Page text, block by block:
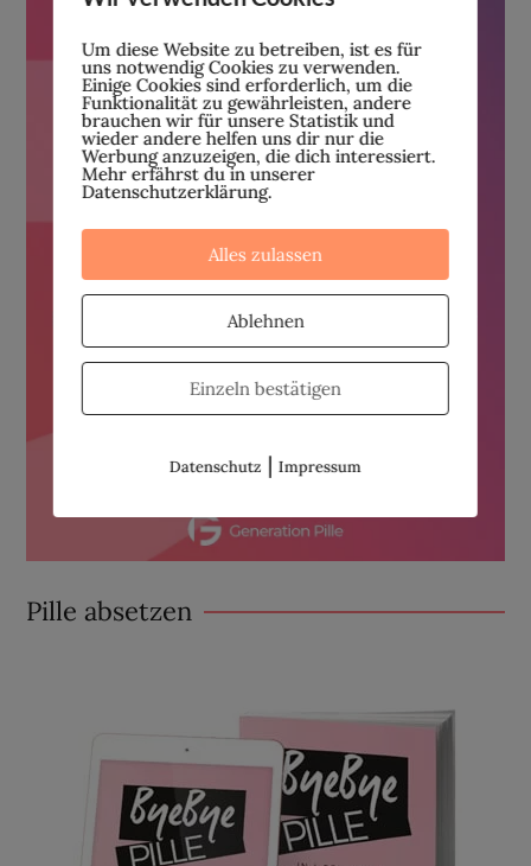
Pille absetzen
Um diese Website zu betreiben, ist es für
uns notwendig Cookies zu verwenden.
Einige Cookies sind erforderlich, um die
Funktionalität zu gewährleisten, andere
brauchen wir für unsere Statistik und
wieder andere helfen uns dir nur die
Werbung anzuzeigen, die dich interessiert.
Mehr erfährst du in unserer
Datenschutzerklärung.
Alles zulassen
Ablehnen
Einzeln bestätigen
Datenschutz | Impressum